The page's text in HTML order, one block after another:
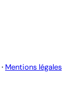
· Mentions légales